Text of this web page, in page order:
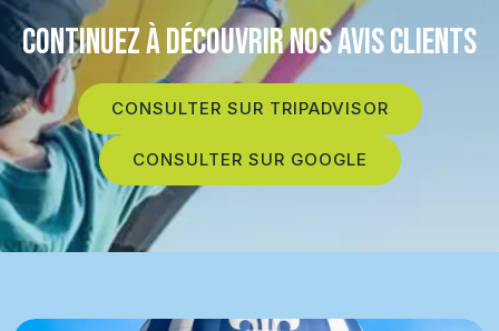
CONTINUEZ À DÉCOUVRIR NOS AVIS CLIENTS
CONSULTER SUR TRIPADVISOR
CONSULTER SUR GOOGLE